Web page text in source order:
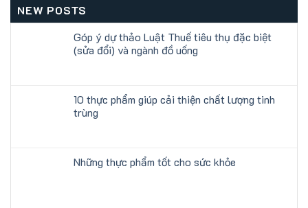
NEW POSTS
Góp ý dự thảo Luật Thuế tiêu thụ đặc biệt
(sửa đổi) và ngành đồ uống
10 thực phẩm giúp cải thiện chất lượng tinh
trùng
Những thực phẩm tốt cho sức khỏe